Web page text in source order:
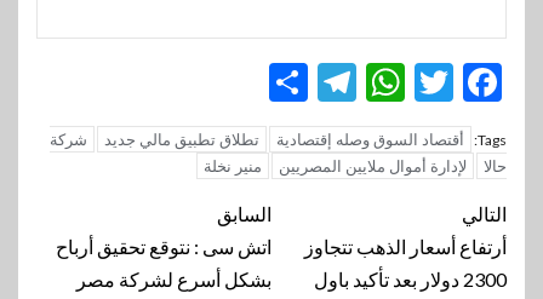
Facebook
Twitter
WhatsApp
Telegram
Tags: أقتصاد السوق وصله إقتصادية تطلاق تطبيق مالي جديد
شركة
حالا
لإدارة أموال ملايين المصريين منير نخلة
تنقل
المقالة
السابق
اتش سى : نتوقع تحقيق أرباح
بشكل أسرع لشركة مصر
التالي
أرتفاع أسعار الذهب تتجاوز
2300 دولار بعد تأكيد باول